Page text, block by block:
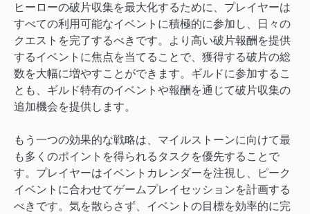
ヒーローの破片収集を最大化するために、プレイヤーは
すべての利用可能なイベントに積極的に参加し、日々の
クエストを完了するべきです。より高い破片報酬を提供
するイベントに焦点を当てることで、獲得する破片の総
数を大幅に増やすことができます。ギルドに参加するこ
とも、ギルド特有のイベントや報酬を通じて破片収集の
追加機会を提供します。
もう一つの効果的な戦略は、マイルストーンに向けて最
も多くのポイントを得られるタスクを優先することで
す。プレイヤーはイベントカレンダーを注視し、ピーク
イベントに合わせてゲームプレイセッションを計画する
べきです。気を散らさず、イベントの目標を効率的に完